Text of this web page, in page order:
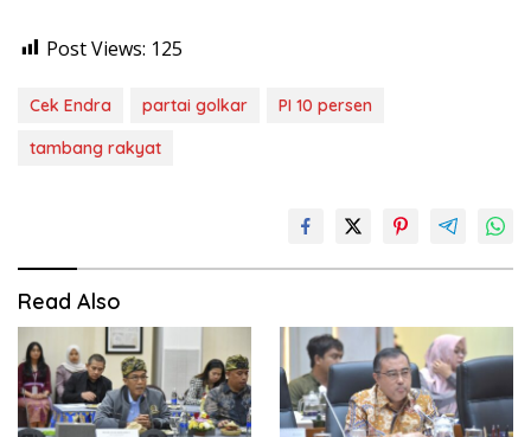
Post Views: 125
Cek Endra partai golkar
PI 10 persen
tambang rakyat
Read Also